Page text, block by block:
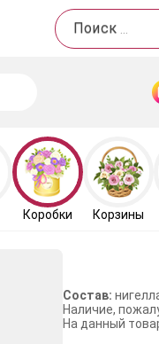
Поиск
Коробки Корзины
Состав:
Наличие,
На данный